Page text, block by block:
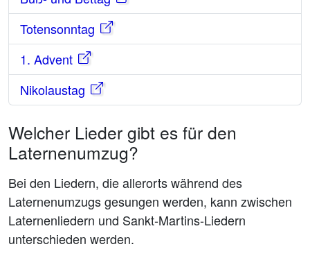
Totensonntag
1. Advent
Nikolaustag
Welcher Lieder gibt es für den
Laternenumzug?
Bei den Liedern, die allerorts während des
Laternenumzugs gesungen werden, kann zwischen
Laternenliedern und Sankt-Martins-Liedern
unterschieden werden.